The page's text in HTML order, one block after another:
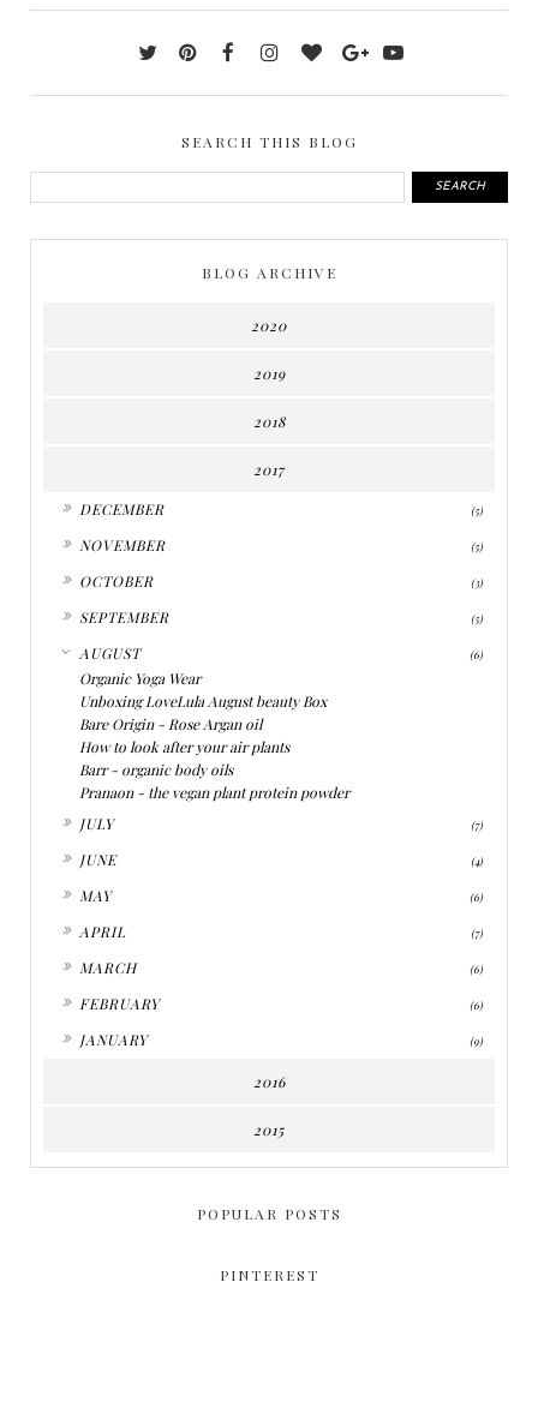
SEARCH THIS BLOG
BLOG ARCHIVE
2020
2019
2018
2017
DECEMBER (5)
NOVEMBER (5)
OCTOBER (3)
SEPTEMBER (5)
AUGUST (6)
Organic Yoga Wear
Unboxing LoveLula August beauty Box
Bare Origin - Rose Argan oil
How to look after your air plants
Barr - organic body oils
Pranaon - the vegan plant protein powder
JULY (7)
JUNE (4)
MAY (6)
APRIL (7)
MARCH (6)
FEBRUARY (6)
JANUARY (9)
2016
2015
POPULAR POSTS
PINTEREST